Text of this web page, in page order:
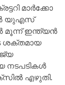
മാർക്കോ
യുഎസ്
മൂന്ന് ഇന്ത്യൻ
ശക്തമായ
നടപടികൾ
എഴുതി.